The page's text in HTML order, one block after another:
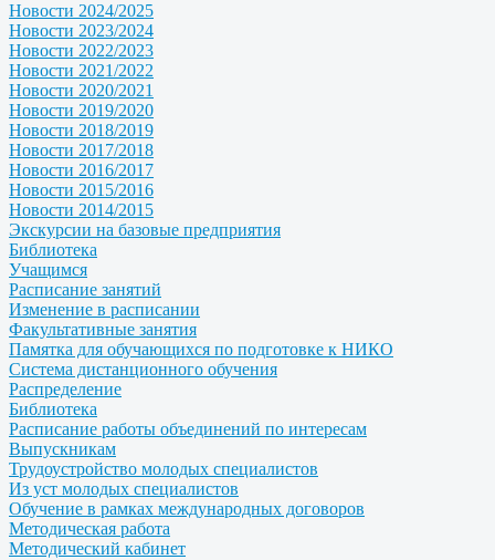
Новости 2024/2025
Новости 2023/2024
Новости 2022/2023
Новости 2021/2022
Новости 2020/2021
Новости 2019/2020
Новости 2018/2019
Новости 2017/2018
Новости 2016/2017
Новости 2015/2016
Новости 2014/2015
Экскурсии на базовые предприятия
Библиотека
Учащимся
Расписание занятий
Изменение в расписании
Факультативные занятия
Памятка для обучающихся по подготовке к НИКО
Система дистанционного обучения
Распределение
Библиотека
Расписание работы объединений по интересам
Выпускникам
Трудоустройство молодых специалистов
Из уст молодых специалистов
Обучение в рамках международных договоров
Методическая работа
Методический кабинет